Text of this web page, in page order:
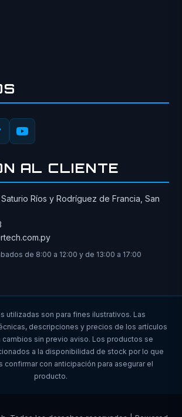
AL CLIENTE
Ríos y Rodríguez de Francia, San
de 8:00 a 12:00 y de 13:00 a 17:00
utilizadas son para fines ilustrativos. Las
descripciones y precios de los artículos
cambios sin previo aviso. Los productos se
a la disponibilidad de stock por lo que
confirmar con anticipación para asegurar el
producto.